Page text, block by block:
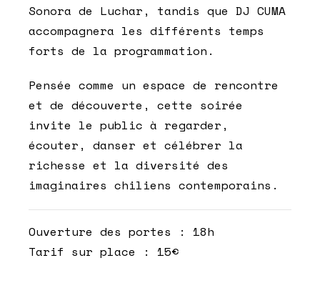
Sonora de Luchar, tandis que DJ CUMA
accompagnera les différents temps
forts de la programmation.
Pensée comme un espace de rencontre
et de découverte, cette soirée
invite le public à regarder,
écouter, danser et célébrer la
richesse et la diversité des
imaginaires chiliens contemporains.
Ouverture des portes : 18h
Tarif sur place : 15€